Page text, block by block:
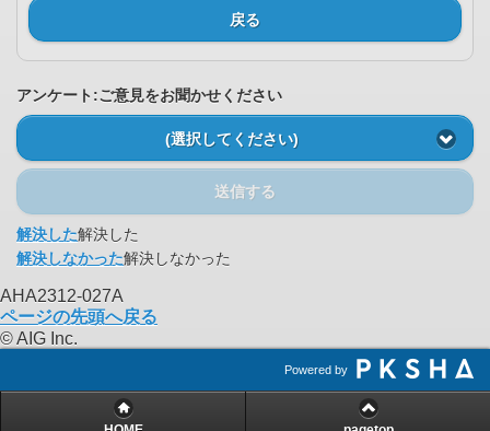
戻る
アンケート:ご意見をお聞かせください
(選択してください)
送信する
解決した解決した
解決しなかった解決しなかった
AHA2312-027A
ページの先頭へ戻る
© AIG Inc.
Powered by